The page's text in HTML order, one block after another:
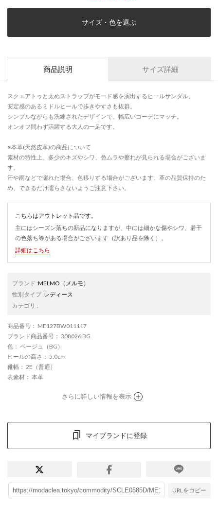
サイズ・色を選ぶ
商品説明 サイズ詳細
スクエアトゥと太めストラップがモード感を演出するヒールサンダル。
安定感のあるミドルヒールで歩きやすさも抜群。
シンプルながらも洗練されたデザインで、幅広いコーデにマッチ。
オンオフ問わず活躍する大人の一足です。
※本革(天然皮革)の商品について
素材の特性上、多少のキズやシワ、色ムラや擦れが見られる場合がございま
す。
汗や雨などで濡れた場合、色移りする場合がございます。革の品質保持のた
め、できるだけ濡らさないようご注意下さい。
こちらはアウトレット品です。
主にはシーズン落ちの新品になりますが、中には細かな傷やシワ、若干
の色落ち等がある場合がございます（訳あり品を除く）。
詳細はこちら
ブランド :MELMO （メルモ）
性別タイプ:レディース
カテゴリ :
商品番号 ： ME127BW011117
ブランド商品番号 ： 308026 BG
色 ： ベージュ（BG）
ヒールの高さ ： 5.0cm
靴幅 ： 2E（普通）
表素材 ： 本革
さらに詳しい情報を表示
マイブランドに登録
URLをコピー